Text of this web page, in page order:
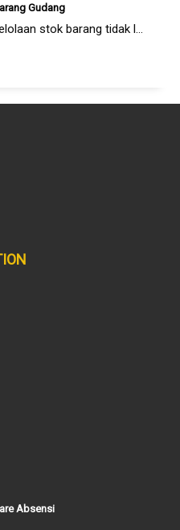
Gudang
stok barang tidak l...
Absensi